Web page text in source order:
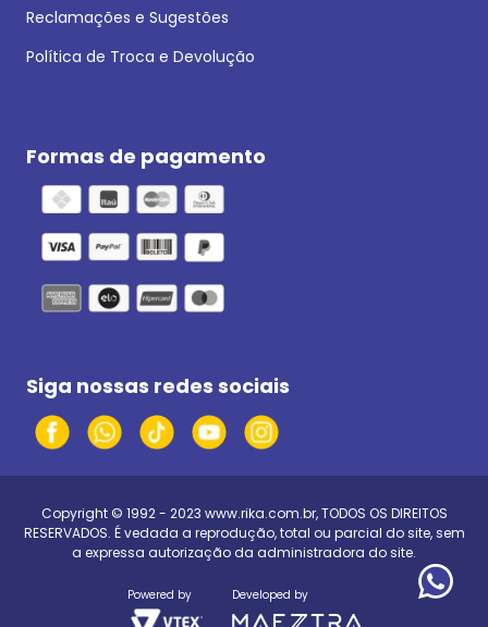
Reclamações e Sugestões
Política de Troca e Devolução
Formas de pagamento
Siga nossas redes sociais
Copyright © 1992 - 2023 www.rika.com.br, TODOS OS DIREITOS
RESERVADOS. É vedada a reprodução, total ou parcial do site, sem
a expressa autorização da administradora do site.
Powered by Developed by